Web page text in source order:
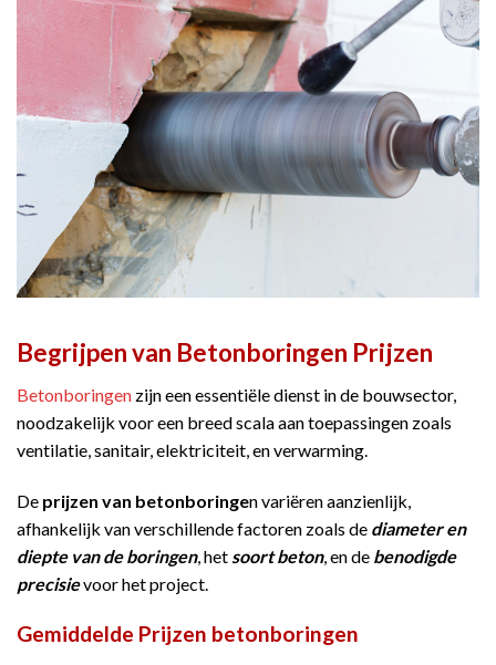
Begrijpen van Betonboringen Prijzen
Betonboringen zijn een essentiële dienst in de bouwsector,
noodzakelijk voor een breed scala aan toepassingen zoals
ventilatie, sanitair, elektriciteit, en verwarming.
De prijzen van betonboringen variëren aanzienlijk,
afhankelijk van verschillende factoren zoals de diameter en
diepte van de boringen, het soort beton, en de benodigde
precisievoor het project.
Gemiddelde Prijzen betonboringen